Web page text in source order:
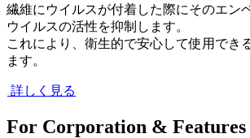
繊維にウイルスが付着した際にそのエン
ウイルスの活性を抑制します。
これにより、衛生的で安心して使用でき
ます。
詳しく見る
For Corporation & Features